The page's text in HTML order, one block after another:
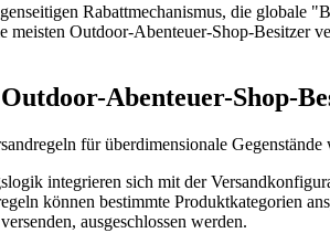
Rabattmechanismus, die
Outdoor-Abenteuer-Shop-Besitzer
Abenteuer-Shop-
für überdimensionale
integrieren sich mit der
können bestimmte Produktkategorien
ausgeschlossen werden.